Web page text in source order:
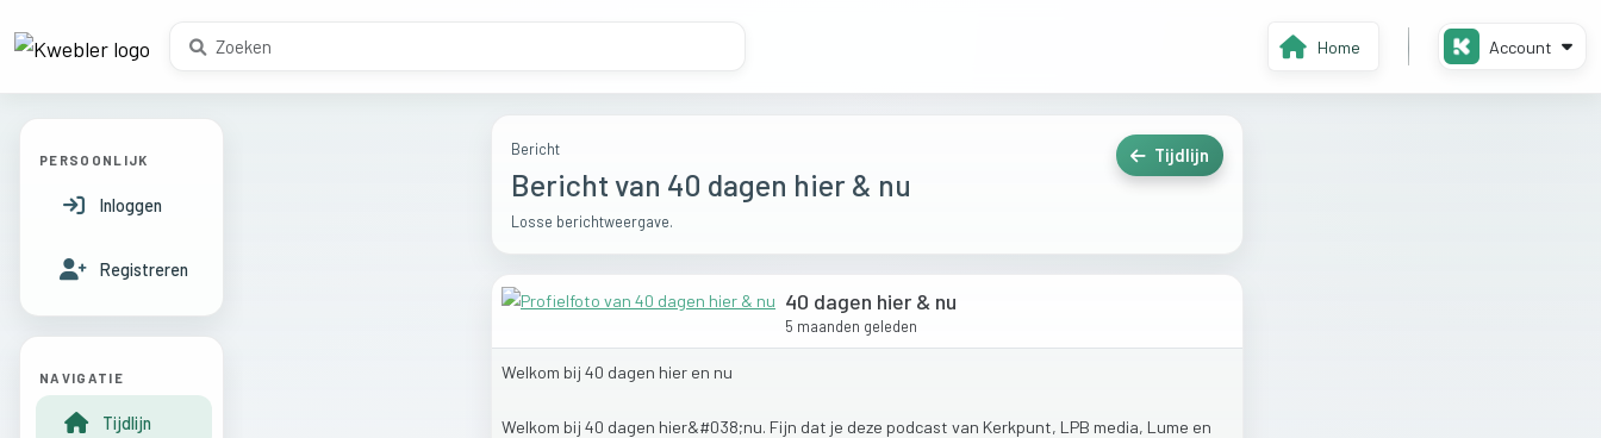
Home Account
Bericht
Bericht van 40 dagen hier & nu
Losse berichtweergave.
Tijdlijn
40 dagen hier & nu
5 maanden geleden
Welkom bij 40 dagen hier en nu
Welkom bij 40 dagen hier&#038;nu. Fijn dat je deze podcast van Kerkpunt, LPB media, Lume en
PERSOONLIJK
Inloggen
Registreren
NAVIGATIE
Tijdlijn